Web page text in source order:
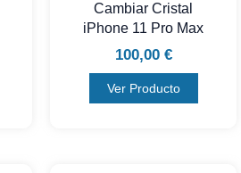
Cambiar Cristal
iPhone 11 Pro Max
100,00 €
Ver Producto